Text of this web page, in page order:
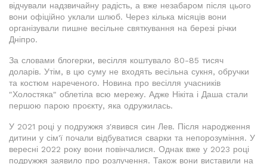
відчували надзвичайну радість, а вже незабаром після цього
вони офіційно уклали шлюб. Через кілька місяців вони
організували пишне весільне святкування на березі річки
Дніпро.
За словами блогерки, весілля коштувало 80-85 тисяч
доларів. Утім, в цю суму не входять весільна сукня, обручки
та костюм нареченого. Новина про весілля учасників
"Холостяка" облетіла всю мережу. Адже Нікіта і Даша стали
першою парою проєкту, яка одружилась.
У 2021 році у подружжя з'явився син Лев. Після народження
дитини у сім'ї почали відбуватися сварки та непорозуміння. У
вересні 2022 року вони повінчалися. Однак вже у 2023 році
подружжя заявило про розлучення. Також вони виставили на